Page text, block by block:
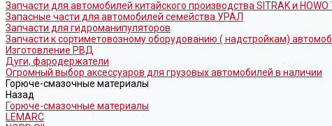
Запчасти для автомобилей китайского производства SITRAK и HOWO
Запасные части для автомобилей семейства УРАЛ
Запчасти для гидроманипуляторов
Запчасти к сортиметовозному оборудованию ( надстройкам)
Изготовление РВД
Дуги, фародержатели
Огромный выбор аксессуаров для грузовых автомобилей в наличии
Горюче-смазочные материалы
Назад
Горюче-смазочные материалы
LEMARC